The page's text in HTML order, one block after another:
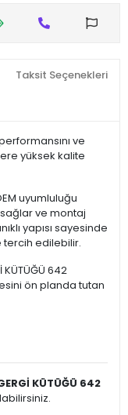
Taksit Seçenekleri
ve
yüksek kalite
uyumluluğu
ve montaj
yapısı sayesinde
tercih edilebilir.
642
ön planda tutan
KÜTÜĞÜ 642